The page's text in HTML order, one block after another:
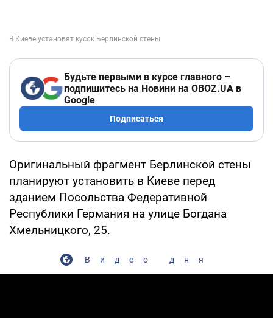
Будьте первыми в курсе главного –
подпишитесь на Новини на OBOZ.UA в
Google
Подписаться
Оригинальный фрагмент Берлинской стены
планируют установить в Киеве перед
зданием Посольства Федеративной
Республики Германия на улице Богдана
Хмельницкого, 25.
Видео дня